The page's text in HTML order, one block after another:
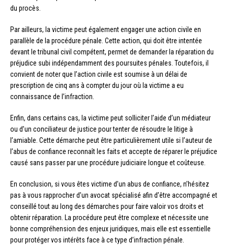
du procès.
Par ailleurs, la victime peut également engager une action civile en
parallèle de la procédure pénale. Cette action, qui doit être intentée
devant le tribunal civil compétent, permet de demander la réparation du
préjudice subi indépendamment des poursuites pénales. Toutefois, il
convient de noter que l’action civile est soumise à un délai de
prescription de cinq ans à compter du jour où la victime a eu
connaissance de l’infraction.
Enfin, dans certains cas, la victime peut solliciter l’aide d’un médiateur
ou d’un conciliateur de justice pour tenter de résoudre le litige à
l’amiable. Cette démarche peut être particulièrement utile si l’auteur de
l’abus de confiance reconnaît les faits et accepte de réparer le préjudice
causé sans passer par une procédure judiciaire longue et coûteuse.
En conclusion, si vous êtes victime d’un abus de confiance, n’hésitez
pas à vous rapprocher d’un avocat spécialisé afin d’être accompagné et
conseillé tout au long des démarches pour faire valoir vos droits et
obtenir réparation. La procédure peut être complexe et nécessite une
bonne compréhension des enjeux juridiques, mais elle est essentielle
pour protéger vos intérêts face à ce type d’infraction pénale.